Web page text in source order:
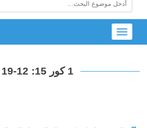
Toggle
navigation
1 كور 15: 12-19